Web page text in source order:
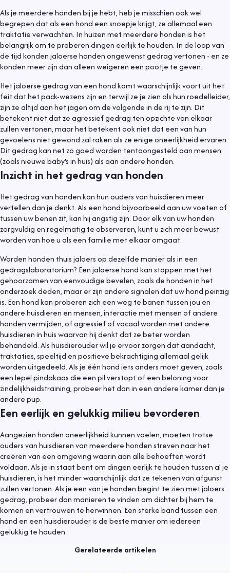
Als je meerdere honden bij je hebt, heb je misschien ook wel
begrepen dat als een hond een snoepje krijgt, ze allemaal een
traktatie verwachten. In huizen met meerdere honden is het
belangrijk om te proberen dingen eerlijk te houden. In de loop van
de tijd konden jaloerse honden ongewenst gedrag vertonen - en ze
konden meer zijn dan alleen weigeren een pootje te geven.
Het jaloerse gedrag van een hond komt waarschijnlijk voort uit het
feit dat het pack-wezens zijn en terwijl ze je zien als hun roedelleider,
zijn ze altijd aan het jagen om de volgende in de rij te zijn. Dit
betekent niet dat ze agressief gedrag ten opzichte van elkaar
zullen vertonen, maar het betekent ook niet dat een van hun
gevoelens niet gewond zal raken als ze enige oneerlijkheid ervaren.
Dit gedrag kan net zo goed worden tentoongesteld aan mensen
(zoals nieuwe baby's in huis) als aan andere honden.
Inzicht in het gedrag van honden
Het gedrag van honden kan hun ouders van huisdieren meer
vertellen dan je denkt. Als een hond bijvoorbeeld aan uw voeten of
tussen uw benen zit, kan hij angstig zijn. Door elk van uw honden
zorgvuldig en regelmatig te observeren, kunt u zich meer bewust
worden van hoe u als een familie met elkaar omgaat.
Worden honden thuis jaloers op dezelfde manier als in een
gedragslaboratorium? Een jaloerse hond kan stoppen met het
gehoorzamen van eenvoudige bevelen, zoals de honden in het
onderzoek deden, maar er zijn andere signalen dat uw hond peinzig
is. Een hond kan proberen zich een weg te banen tussen jou en
andere huisdieren en mensen, interactie met mensen of andere
honden vermijden, of agressief of vocaal worden met andere
huisdieren in huis waarvan hij denkt dat ze beter worden
behandeld. Als huisdierouder wil je ervoor zorgen dat aandacht,
traktaties, speeltijd en positieve bekrachtiging allemaal gelijk
worden uitgedeeld. Als je één hond iets anders moet geven, zoals
een lepel pindakaas die een pil verstopt of een beloning voor
zindelijkheidstraining, probeer het dan in een andere kamer dan je
andere pup.
Een eerlijk en gelukkig milieu bevorderen
Aangezien honden oneerlijkheid kunnen voelen, moeten trotse
ouders van huisdieren van meerdere honden streven naar het
creëren van een omgeving waarin aan alle behoeften wordt
voldaan. Als je in staat bent om dingen eerlijk te houden tussen al je
huisdieren, is het minder waarschijnlijk dat ze tekenen van afgunst
zullen vertonen. Als je een van je honden begint te zien met jaloers
gedrag, probeer dan manieren te vinden om dichter bij hem te
komen en vertrouwen te herwinnen. Een sterke band tussen een
hond en een huisdierouder is de beste manier om iedereen
gelukkig te houden.
Gerelateerde artikelen
Informatief 6 juli 2021
Hond uit asiel, waar moet je op letten?